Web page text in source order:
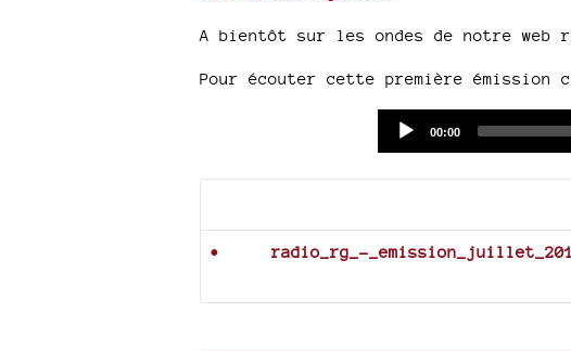
A bientôt sur les ondes de notre web
Pour écouter cette première
Current
00:00
radio_rg_-